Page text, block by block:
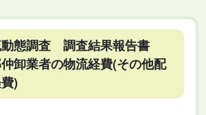
態調査 調査結果報告書
卸業者の物流経費(その他配
)